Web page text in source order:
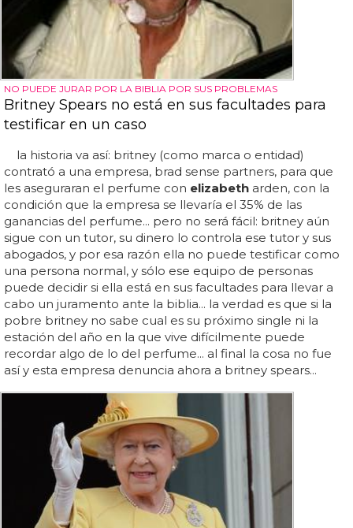
NO PUEDE JURAR POR LA BIBLIA POR SUS PROBLEMAS
Britney Spears no está en sus facultades para
testificar en un caso
la historia va así: britney (como marca o entidad)
contrató a una empresa, brad sense partners, para que
les aseguraran el perfume con elizabeth arden, con la
condición que la empresa se llevaría el 35% de las
ganancias del perfume... pero no será fácil: britney aún
sigue con un tutor, su dinero lo controla ese tutor y sus
abogados, y por esa razón ella no puede testificar como
una persona normal, y sólo ese equipo de personas
puede decidir si ella está en sus facultades para llevar a
cabo un juramento ante la biblia... la verdad es que si la
pobre britney no sabe cual es su próximo single ni la
estación del año en la que vive difícilmente puede
recordar algo de lo del perfume... al final la cosa no fue
así y esta empresa denuncia ahora a britney spears...